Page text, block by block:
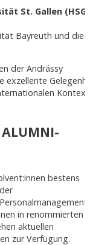
St. Gallen (HSG)
Bayreuth und die
der Andrássy
exzellente
Kontext
ALUMNI-
bestens
in renommierten
aktuellen
zur Verfügung.